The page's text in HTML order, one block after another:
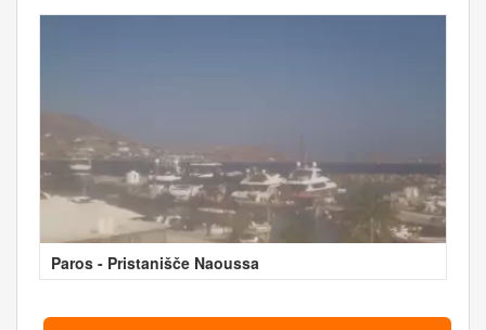
Paros - Pristanišče Naoussa